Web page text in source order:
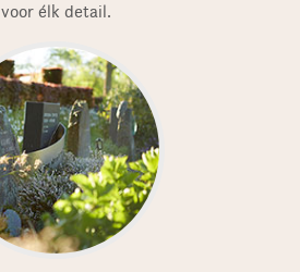
voor élk detail.